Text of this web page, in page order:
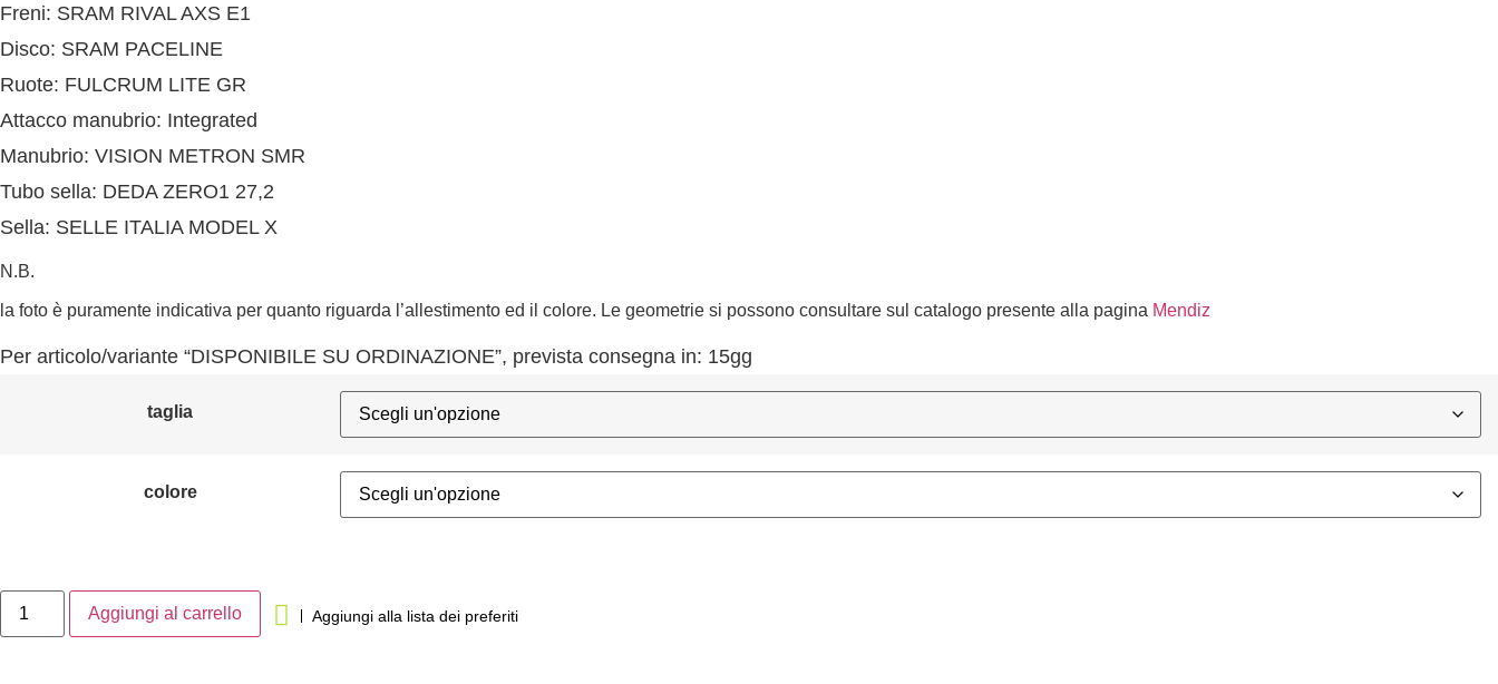
Freni: SRAM RIVAL AXS E1
Disco: SRAM PACELINE
Ruote: FULCRUM LITE GR
Attacco manubrio: Integrated
Manubrio: VISION METRON SMR
Tubo sella: DEDA ZERO1 27,2
Sella: SELLE ITALIA MODEL X
N.B.
la foto è puramente indicativa per quanto riguarda l’allestimento ed il colore. Le geometrie si possono consultare sul catalogo presente alla pagina Mendiz
Per articolo/variante “DISPONIBILE SU ORDINAZIONE”, prevista consegna in: 15gg
taglia
colore
Aggiungi al carrello Aggiungi alla lista dei preferiti